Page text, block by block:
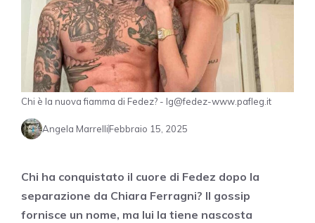
Chi è la nuova fiamma di Fedez? - Ig@fedez-www.pafleg.it
Angela MarrelliFebbraio 15, 2025
Chi ha conquistato il cuore di Fedez dopo la
separazione da Chiara Ferragni? Il gossip
fornisce un nome, ma lui la tiene nascosta